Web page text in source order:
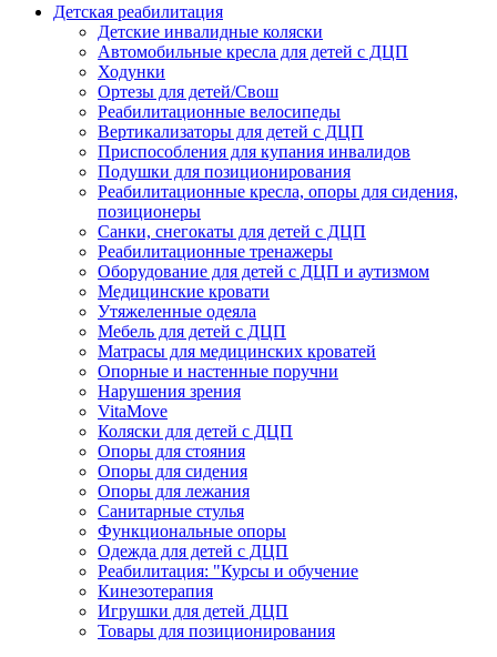
Детская реабилитация
Детские инвалидные коляски
Автомобильные кресла для детей с ДЦП
Ходунки
Ортезы для детей/Свош
Реабилитационные велосипеды
Вертикализаторы для детей с ДЦП
Приспособления для купания инвалидов
Подушки для позиционирования
Реабилитационные кресла, опоры для сидения,
позиционеры
Санки, снегокаты для детей с ДЦП
Реабилитационные тренажеры
Оборудование для детей с ДЦП и аутизмом
Медицинские кровати
Утяжеленные одеяла
Мебель для детей с ДЦП
Матрасы для медицинских кроватей
Опорные и настенные поручни
Нарушения зрения
VitaMove
Коляски для детей с ДЦП
Опоры для стояния
Опоры для сидения
Опоры для лежания
Санитарные стулья
Функциональные опоры
Одежда для детей с ДЦП
Реабилитация: "Курсы и обучение
Кинезотерапия
Игрушки для детей ДЦП
Товары для позиционирования